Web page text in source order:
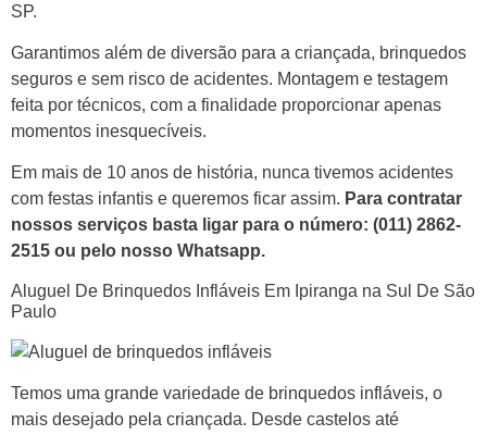
SP.
Garantimos além de diversão para a criançada, brinquedos
seguros e sem risco de acidentes. Montagem e testagem
feita por técnicos, com a finalidade proporcionar apenas
momentos inesquecíveis.
Em mais de 10 anos de história, nunca tivemos acidentes
com festas infantis e queremos ficar assim. Para contratar
nossos serviços basta ligar para o número: (011) 2862-
2515 ou pelo nosso Whatsapp.
Aluguel De Brinquedos Infláveis Em Ipiranga na Sul De São
Paulo
Temos uma grande variedade de brinquedos infláveis, o
mais desejado pela criançada. Desde castelos até